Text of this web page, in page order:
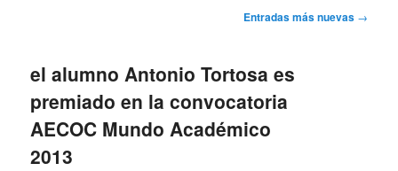
Entradas más nuevas →
el alumno Antonio Tortosa es
premiado en la convocatoria
AECOC Mundo Académico
2013